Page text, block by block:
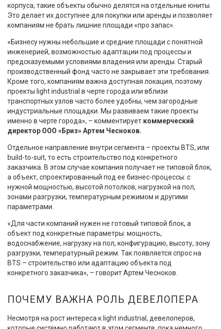
корпуса, такие объекты обычно делятся на отдельные юниты.
Это делает их доступнее для покупки или аренды и позволяет
компаниям не брать лишние площади «про запас».
«Бизнесу нужны небольшие и средние площади с понятной
инженерией, возможностью адаптации под процессы и
предсказуемыми условиями владения или аренды. Старый
производственный фонд часто не закрывает эти требования.
Кроме того, компаниям важна доступная локация, поэтому
проекты light industrial в черте города или вблизи
транспортных узлов часто более удобны, чем загородные
индустриальные площадки. Мы развиваем такие проекты
именно в черте города», – комментирует коммерческий
директор ООО «Бриз» Артем Чесноков.
Отдельное направление внутри сегмента – проекты BTS, или
build-to-suit, то есть строительство под конкретного
заказчика. В этом случае компания получает не типовой блок,
а объект, спроектированный под ее бизнес-процессы: с
нужной мощностью, высотой потолков, нагрузкой на пол,
зонами разгрузки, температурным режимом и другими
параметрами.
«Для части компаний нужен не готовый типовой блок, а
объект под конкретные параметры: мощность,
водоснабжение, нагрузку на пол, конфигурацию, высоту, зону
разгрузки, температурный режим. Так появляется спрос на
BTS – строительство или адаптацию объекта под
конкретного заказчика», – говорит Артем Чесноков.
ПОЧЕМУ ВАЖНА РОЛЬ ДЕВЕЛОПЕРА
Несмотря на рост интереса к light industrial, девелоперов,